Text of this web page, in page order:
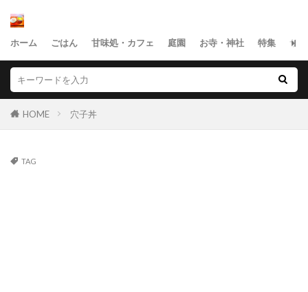
ホーム ごはん 甘味処・カフェ 庭園 お寺・神社 特集 サ
HOME 穴子丼
TAG